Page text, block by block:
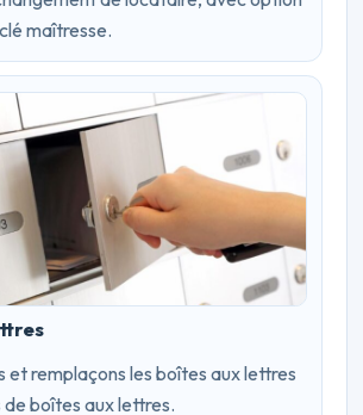
maîtresse.
et remplaçons les boîtes aux lettres
boîtes aux lettres.